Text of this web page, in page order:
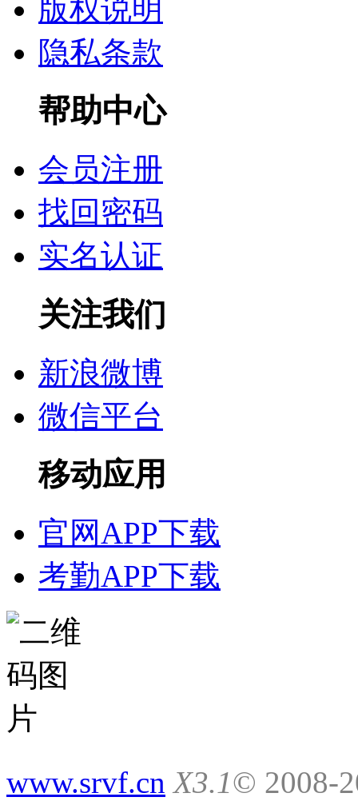
版权说明
隐私条款
帮助中心
会员注册
找回密码
实名认证
关注我们
新浪微博
微信平台
移动应用
官网APP下载
考勤APP下载
www.srvf.cn X3.1© 2008-